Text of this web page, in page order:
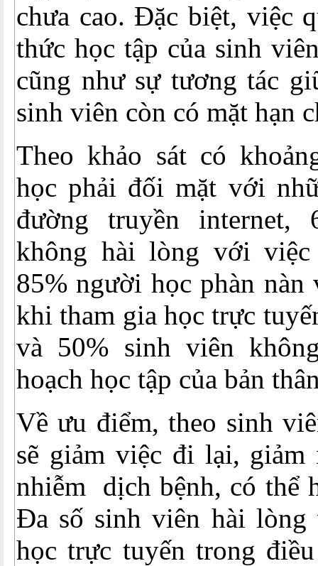
chưa cao. Đặc biệt, việc
thức học tập của sinh
cũng như sự tương tác
sinh viên còn có mặt hạn
Theo khảo sát có
học phải đối mặt với
đường truyền internet,
không hài lòng với
85% người học phàn
khi tham gia học trực
và 50% sinh viên
hoạch học tập của bản
Về ưu điểm, theo sinh
sẽ giảm việc đi lại,
nhiễm dịch bệnh, có thể
Đa số sinh viên hài lòng
học trực tuyến trong